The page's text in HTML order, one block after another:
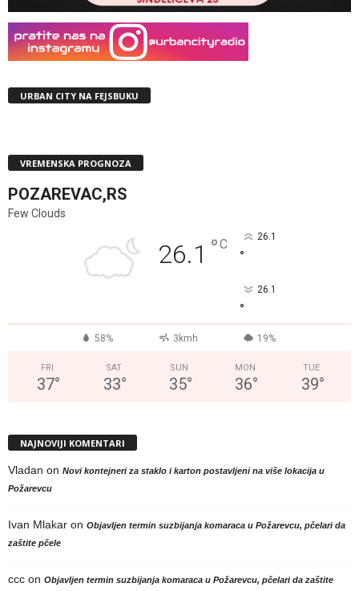
URBAN CITY NA FEJSBUKU
VREMENSKA PROGNOZA
POZAREVAC,RS
Few Clouds
26.1 °C 26.1
°
26.1
°
58% 3kmh 19%
FRI
37°
SAT
33°
SUN
35°
MON
36°
TUE
39°
NAJNOVIJI KOMENTARI
Vladan on Novi kontejneri za staklo i karton postavljeni na više lokacija u
Požarevcu
Ivan Mlakar on Objavljen termin suzbijanja komaraca u Požarevcu, pčelari da
zaštite pčele
ccc on Objavljen termin suzbijanja komaraca u Požarevcu, pčelari da zaštite